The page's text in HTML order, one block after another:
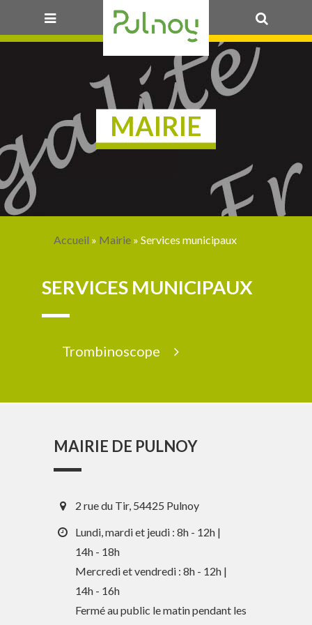
MAIRIE
Accueil » Mairie » Services municipaux
SERVICES MUNICIPAUX
Trombinoscope
MAIRIE DE PULNOY
2 rue du Tir, 54425 Pulnoy
Lundi, mardi et jeudi : 8h - 12h |
14h - 18h
Mercredi et vendredi : 8h - 12h |
14h - 16h
Fermé au public le matin pendant les